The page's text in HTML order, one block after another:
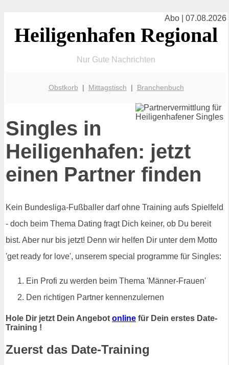
Abo | 07.08.2026
Heiligenhafen Regional
Nur Gute Nachrichten
Obstkorb | Mittagstisch | Branchenbuch
Singles in
Heiligenhafen: jetzt
einen Partner finden
Kein Bundesliga-Fußballer darf ohne Training aufs Spielfeld
- doch beim Thema Dating fragt Dich keiner, ob Du bereit
bist. Aber nur bis jetzt! Denn wir helfen Dir unter dem Motto
'get ready for love', unserem special programme für Singles:
Ein Profi zu werden beim Thema 'Männer-Frauen'
Den richtigen Partner kennenzulernen
Hole Dir jetzt Dein Angebot online für Dein erstes Date-
Training !
Zuerst das Date-Training